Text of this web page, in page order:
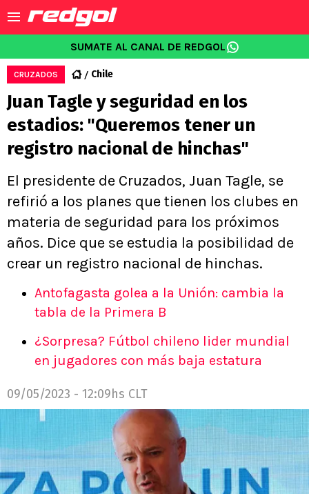
SUMATE AL CANAL DE REDGOL
CRUZADOS Chile
Juan Tagle y seguridad en los
estadios: "Queremos tener un
registro nacional de hinchas"
El presidente de Cruzados, Juan Tagle, se
refirió a los planes que tienen los clubes en
materia de seguridad para los próximos
años. Dice que se estudia la posibilidad de
crear un registro nacional de hinchas.
Antofagasta golea a la Unión: cambia la
tabla de la Primera B
¿Sorpresa? Fútbol chileno lider mundial
en jugadores con más baja estatura
09/05/2023 - 12:09hs CLT